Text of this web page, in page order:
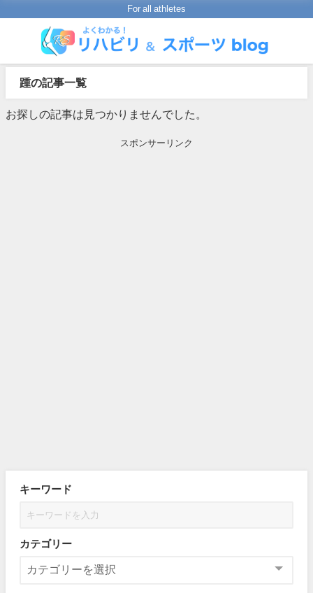
For all athletes
踵の記事一覧
お探しの記事は見つかりませんでした。
スポンサーリンク
キーワード
カテゴリー